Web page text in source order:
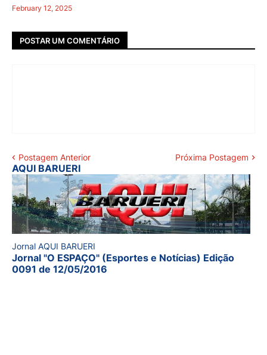
February 12, 2025
POSTAR UM COMENTÁRIO
Postagem Anterior Próxima Postagem
AQUI BARUERI
Jornal AQUI BARUERI
Jornal "O ESPAÇO" (Esportes e Notícias) Edição
0091 de 12/05/2016